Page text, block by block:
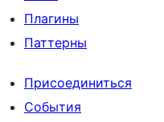
Плагины
Паттерны
Присоединиться
События